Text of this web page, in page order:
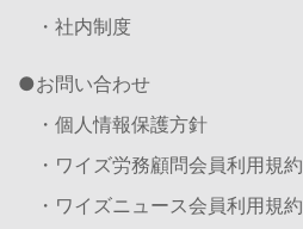
・社内制度
お問い合わせ
・個人情報保護方針
・ワイズ労務顧問会員利用規約
・ワイズニュース会員利用規約